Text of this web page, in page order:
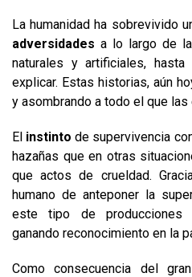
La humanidad ha sobrevivido
adversidades a lo largo de
naturales y artificiales,
explicar. Estas historias, aún
y asombrando a todo el que las
El instinto de supervivencia
hazañas que en otras
que actos de crueldad.
humano de anteponer la
este tipo de producciones
ganando reconocimiento en la
Como consecuencia del